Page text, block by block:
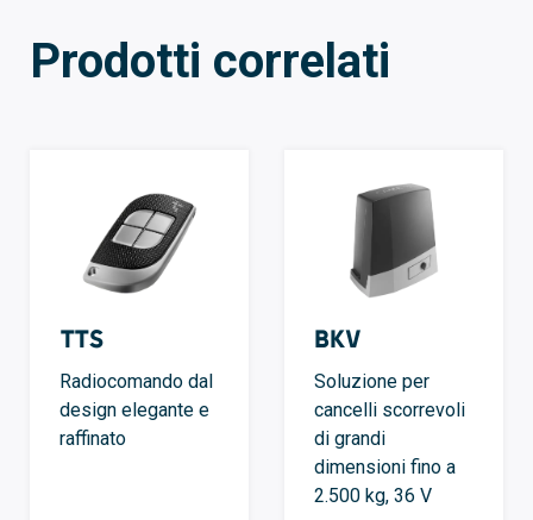
Prodotti correlati
TTS
Radiocomando dal
design elegante e
raffinato
BKV
Soluzione per
cancelli scorrevoli
di grandi
dimensioni fino a
2.500 kg, 36 V